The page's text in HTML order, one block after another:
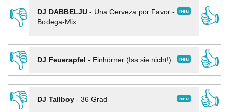
👎
neu
DJ DABBELJU- Una Cerveza por Favor -
Bodega-Mix
👍
👎
neu
DJ Feuerapfel - Einhörner (Iss sie nicht!)
👍
👎
neu
DJ Tallboy- 36 Grad
👍